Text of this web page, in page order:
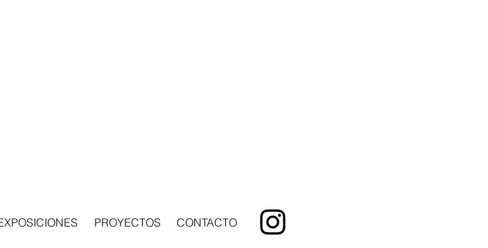
PROYECTOS CONTACTO